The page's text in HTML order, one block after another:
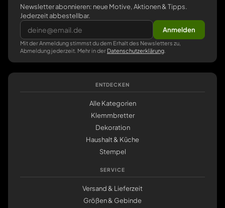
Newsletter abonnieren: neue Motive, Aktionen & Tipps.
Jederzeit abbestellbar.
Anmelden
Mit der Anmeldung stimmst du dem Erhalt des Newsletters zu,
Abmeldung jederzeit. Mehr in der Datenschutzerklärung
ENTDECKEN
Alle Kategorien
Klemmbretter
Dekoration
Haushalt & Küche
Stempel
SERVICE
Versand & Lieferzeit
Größen & Gebinde